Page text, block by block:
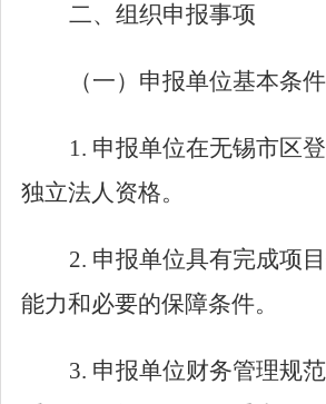
二、组织申报事项
（一） 申报单位基本条件
1. 申报单位在无锡市区
独立法人资格。
2. 申报单位具有完成项
能力和必要的保障条件。
3. 申报单位财务管理规